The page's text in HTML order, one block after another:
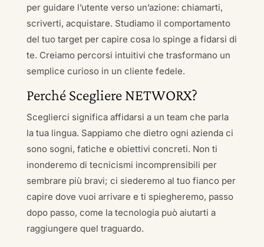
per guidare l’utente verso un’azione: chiamarti,
scriverti, acquistare. Studiamo il comportamento
del tuo target per capire cosa lo spinge a fidarsi di
te. Creiamo percorsi intuitivi che trasformano un
semplice curioso in un cliente fedele.
Perché Scegliere NETWORX?
Sceglierci significa affidarsi a un team che parla
la tua lingua. Sappiamo che dietro ogni azienda ci
sono sogni, fatiche e obiettivi concreti. Non ti
inonderemo di tecnicismi incomprensibili per
sembrare più bravi; ci siederemo al tuo fianco per
capire dove vuoi arrivare e ti spiegheremo, passo
dopo passo, come la tecnologia può aiutarti a
raggiungere quel traguardo.